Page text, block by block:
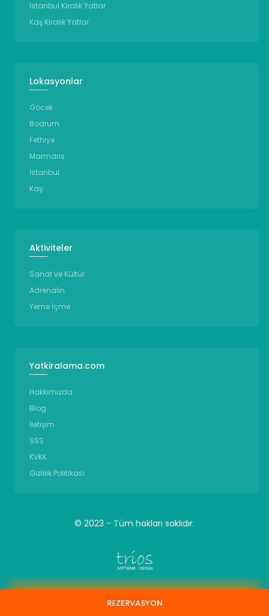
REZERVASYON
İstanbul Kiralık Yatlar
Kaş Kiralık Yatlar
Lokasyonlar
Göcek
Bodrum
Fethiye
Marmaris
İstanbul
Kaş
Aktiviteler
Sanat ve Kültür
Adrenalin
Yeme İçme
Yatkiralama.com
Hakkımızda
Blog
İletişim
SSS
KVKK
Gizlilik Politikası
© 2023 - Tüm hakları saklıdır.